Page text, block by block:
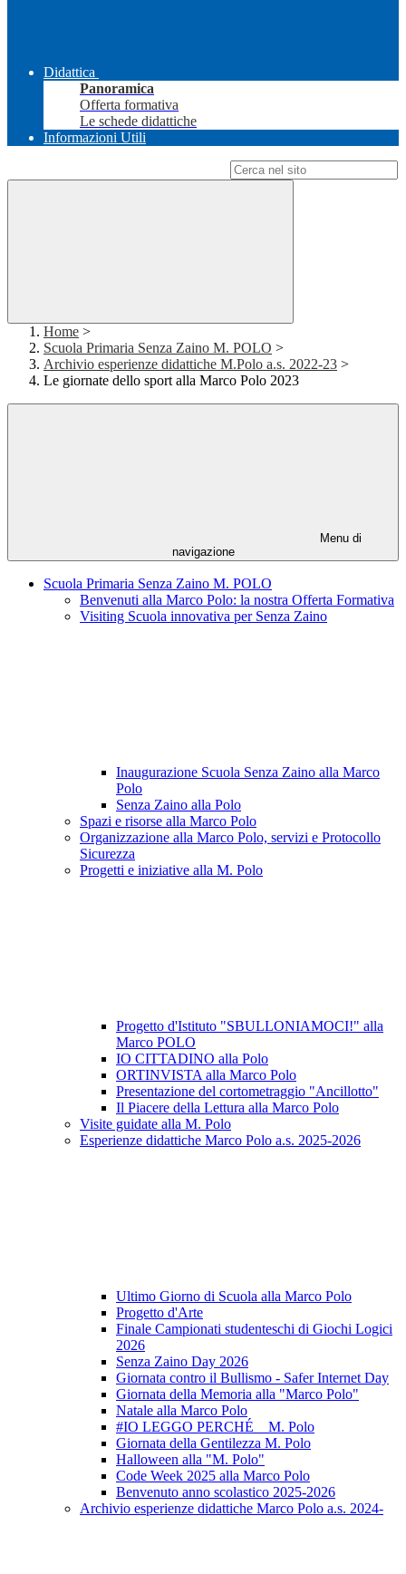
Didattica
Panoramica
Offerta formativa
Le schede didattiche
Informazioni Utili
Home >
Scuola Primaria Senza Zaino M. POLO >
Archivio esperienze didattiche M.Polo a.s. 2022-23 >
Le giornate dello sport alla Marco Polo 2023
Menu di
navigazione
Scuola Primaria Senza Zaino M. POLO
Benvenuti alla Marco Polo: la nostra Offerta Formativa
Visiting Scuola innovativa per Senza Zaino
Inaugurazione Scuola Senza Zaino alla Marco
Polo
Senza Zaino alla Polo
Spazi e risorse alla Marco Polo
Organizzazione alla Marco Polo, servizi e Protocollo
Sicurezza
Progetti e iniziative alla M. Polo
Progetto d'Istituto "SBULLONIAMOCI!" alla
Marco POLO
IO CITTADINO alla Polo
ORTINVISTA alla Marco Polo
Presentazione del cortometraggio "Ancillotto"
Il Piacere della Lettura alla Marco Polo
Visite guidate alla M. Polo
Esperienze didattiche Marco Polo a.s. 2025-2026
Ultimo Giorno di Scuola alla Marco Polo
Progetto d'Arte
Finale Campionati studenteschi di Giochi Logici
2026
Senza Zaino Day 2026
Giornata contro il Bullismo - Safer Internet Day
Giornata della Memoria alla "Marco Polo"
Natale alla Marco Polo
#IO LEGGO PERCHÉ _ M. Polo
Giornata della Gentilezza M. Polo
Halloween alla "M. Polo"
Code Week 2025 alla Marco Polo
Benvenuto anno scolastico 2025-2026
Archivio esperienze didattiche Marco Polo a.s. 2024-